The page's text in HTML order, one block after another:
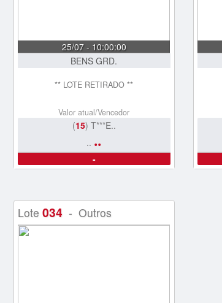
25/07 - 10:00:00
BENS GRD.
** LOTE RETIRADO **
Valor atual/Vencedor
(15) T***E..
.. ..
-
Lote 034 - Outros